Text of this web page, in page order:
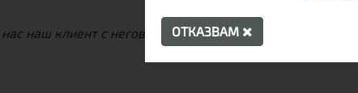
наш клиент с неговите впечатления и оценка на
ОТКАЗВАМ